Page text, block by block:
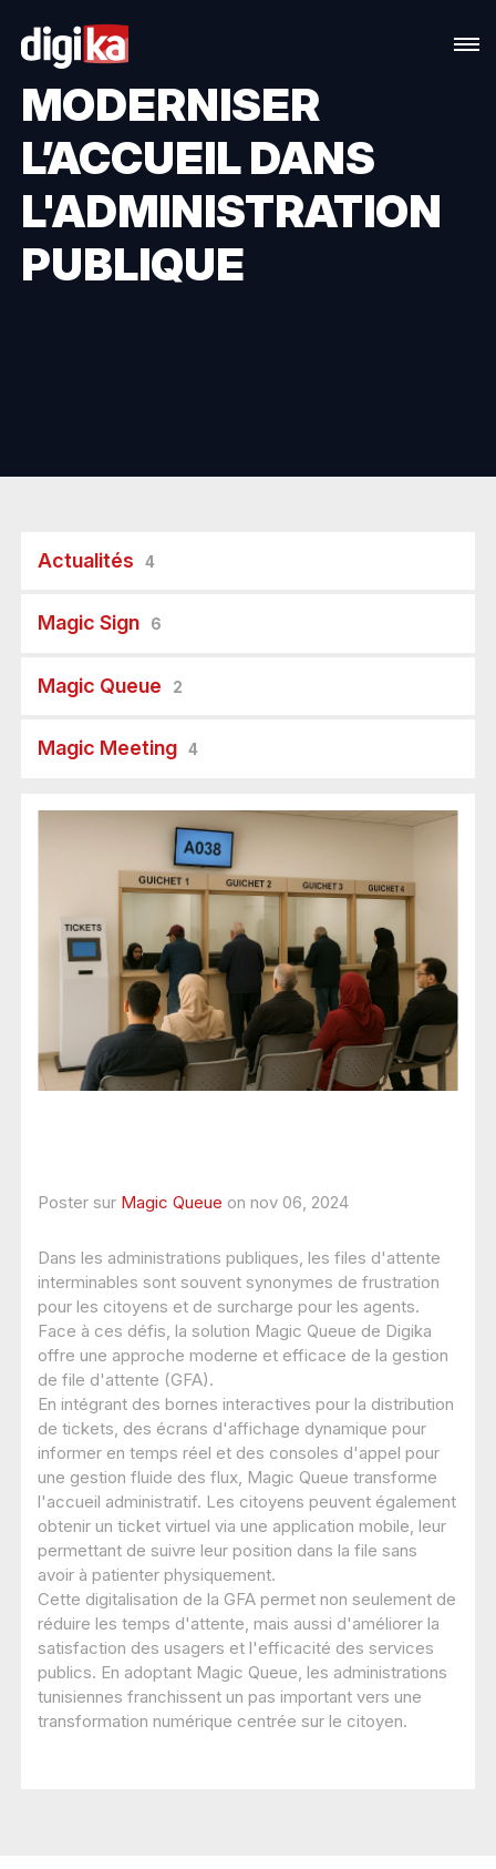
ACCUEIL BLOG
MODERNISER
L’ACCUEIL DANS
L'ADMINISTRATION
PUBLIQUE
Actualités 4
Magic Sign 6
Magic Queue 2
Magic Meeting 4
Poster sur Magic Queue on nov 06, 2024
Dans les administrations publiques, les files d'attente
interminables sont souvent synonymes de frustration
pour les citoyens et de surcharge pour les agents.
Face à ces défis, la solution Magic Queue de Digika
offre une approche moderne et efficace de la gestion
de file d'attente (GFA).
En intégrant des bornes interactives pour la distribution
de tickets, des écrans d'affichage dynamique pour
informer en temps réel et des consoles d'appel pour
une gestion fluide des flux, Magic Queue transforme
l'accueil administratif. Les citoyens peuvent également
obtenir un ticket virtuel via une application mobile, leur
permettant de suivre leur position dans la file sans
avoir à patienter physiquement.
Cette digitalisation de la GFA permet non seulement de
réduire les temps d'attente, mais aussi d'améliorer la
satisfaction des usagers et l'efficacité des services
publics. En adoptant Magic Queue, les administrations
tunisiennes franchissent un pas important vers une
transformation numérique centrée sur le citoyen.